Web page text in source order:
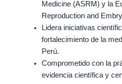
Medicine (ASRM) y la
Reproduction and
Lidera iniciativas
fortalecimiento de la
Perú.
Comprometido con la
evidencia científica y